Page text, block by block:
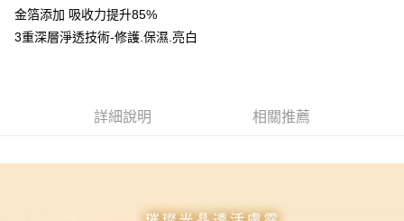
每筆NT$85，滿NT$499(含以上)免運費
國家/地區配送 查看運費
金箔添加 吸收力提升85%
3重深層淨透技術-修護.保濕.亮白
詳細說明 相關推薦